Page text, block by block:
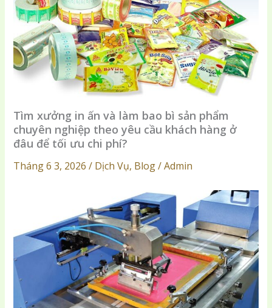
Tìm xưởng in ấn và làm bao bì sản phẩm
chuyên nghiệp theo yêu cầu khách hàng ở
đâu để tối ưu chi phí?
Tháng 6 3, 2026 / Dịch Vụ, Blog / Admin